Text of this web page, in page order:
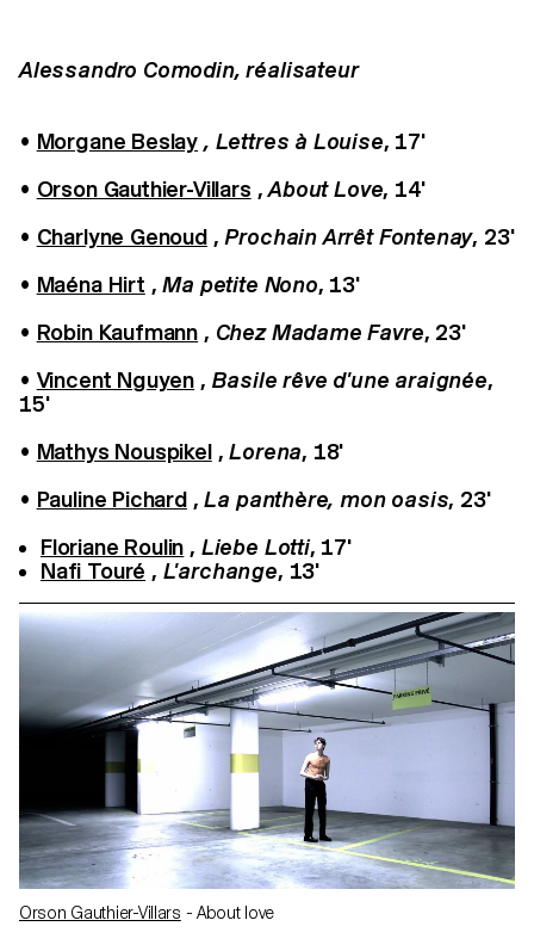
Alessandro Comodin, réalisateur
• Morgane Beslay , Lettres à Louise, 17'
• Orson Gauthier-Villars ,About Love, 14'
• Charlyne Genoud, Prochain Arrêt Fontenay, 23'
• Maéna Hirt ,Ma petite Nono, 13'
• Robin Kaufmann , Chez Madame Favre, 23'
• Vincent Nguyen , Basile rêve d'une araignée,
15'
• Mathys Nouspikel ,Lorena, 18'
• Pauline Pichard,La panthère, mon oasis, 23'
Floriane Roulin , Liebe Lotti, 17'
Nafi Touré , L'archange, 13'
Orson Gauthier-Villars - About love